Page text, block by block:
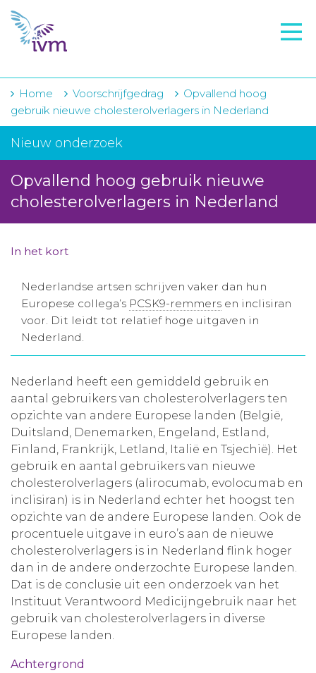
VMI
FTO voorbereiding
IVM-academie
Zorginstellingen
Voorschrijfgedrag
Projecten
Over IVM
Winkelwagentje
Aanmelden nieuwsbrief
Inloggen
Toegang leeromgeving
Home Voorschrijfgedrag
Opvallend hoog
gebruik nieuwe cholesterolverlagers in Nederland
Nieuw onderzoek
Opvallend hoog gebruik nieuwe
cholesterolverlagers in Nederland
In het kort
Nederlandse artsen schrijven vaker dan hun
Europese collega’s PCSK9-remmers en inclisiran
voor. Dit leidt tot relatief hoge uitgaven in
Nederland.
Nederland heeft een gemiddeld gebruik en
aantal gebruikers van cholesterolverlagers ten
opzichte van andere Europese landen (België,
Duitsland, Denemarken, Engeland, Estland,
Finland, Frankrijk, Letland, Italië en Tsjechië). Het
gebruik en aantal gebruikers van nieuwe
cholesterolverlagers (alirocumab, evolocumab en
inclisiran) is in Nederland echter het hoogst ten
opzichte van de andere Europese landen. Ook de
procentuele uitgave in euro’s aan de nieuwe
cholesterolverlagers is in Nederland flink hoger
dan in de andere onderzochte Europese landen.
Dat is de conclusie uit een onderzoek van het
Instituut Verantwoord Medicijngebruik naar het
gebruik van cholesterolverlagers in diverse
Europese landen.
Achtergrond